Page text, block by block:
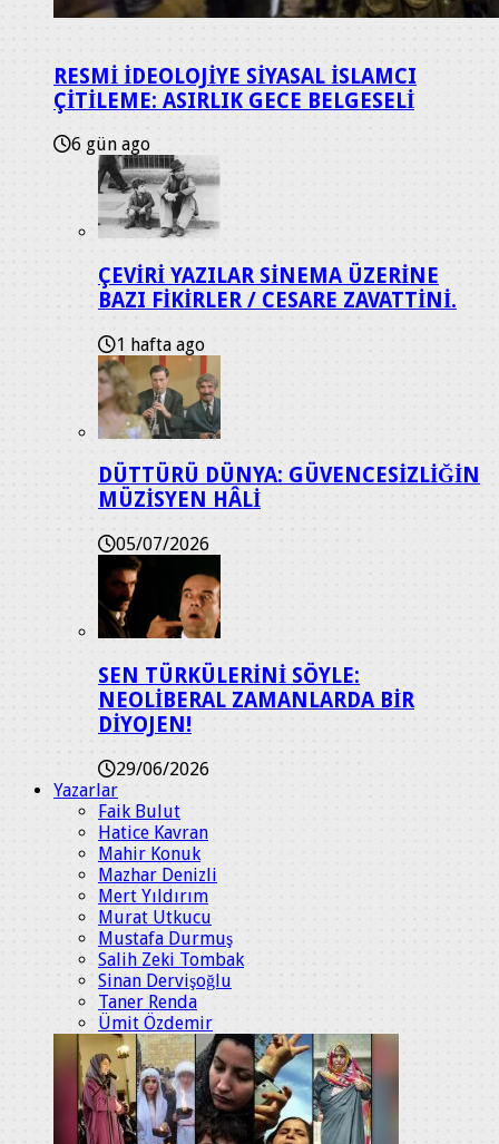
RESMİ İDEOLOJİYE SİYASAL İSLAMCI
ÇİTİLEME: ASIRLIK GECE BELGESELİ
6 gün ago
ÇEVİRİ YAZILAR SİNEMA ÜZERİNE
BAZI FİKİRLER / CESARE ZAVATTİNİ.
1 hafta ago
DÜTTÜRÜ DÜNYA: GÜVENCESİZLİĞİN
MÜZİSYEN HÂLİ
05/07/2026
SEN TÜRKÜLERİNİ SÖYLE:
NEOLİBERAL ZAMANLARDA BİR
DİYOJEN!
29/06/2026
Yazarlar
Faik Bulut
Hatice Kavran
Mahir Konuk
Mazhar Denizli
Mert Yıldırım
Murat Utkucu
Mustafa Durmuş
Salih Zeki Tombak
Sinan Dervişoğlu
Taner Renda
Ümit Özdemir